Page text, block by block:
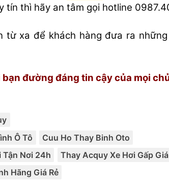
tín thì hãy an tâm gọi hotline
từ xa để khách hàng đưa ra
đường đáng tin cậy của mọi
Ô Tô Cuu Ho Thay Binh Oto
Tận Nơi 24h
Thay Acquy Xe Hơi Gấp Giá
Hãng Giá Rẻ